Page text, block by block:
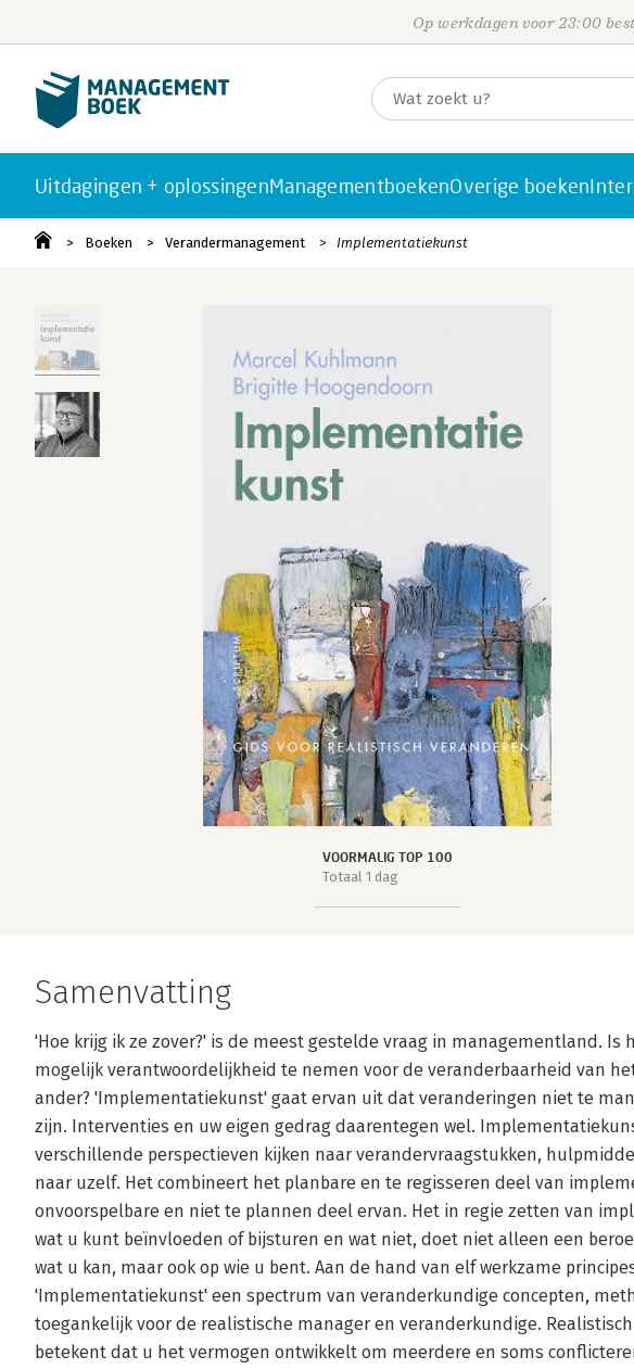
Op werkdagen voor 23:00
Uitdagingen + oplossingenManagementboekenOverige boeken
Boeken Verandermanagement Implementatiekunst
VOORMALIG TOP 100
Totaal 1 dag
Samenvatting
'Hoe krijg ik ze zover?' is de meest gestelde vraag in managementland. Is
mogelijk verantwoordelijkheid te nemen voor de veranderbaarheid van
ander? 'Implementatiekunst' gaat ervan uit dat veranderingen niet te
zijn. Interventies en uw eigen gedrag daarentegen wel.
verschillende perspectieven kijken naar verandervraagstukken,
naar uzelf. Het combineert het planbare en te regisseren deel van
onvoorspelbare en niet te plannen deel ervan. Het in regie zetten van
wat u kunt beïnvloeden of bijsturen en wat niet, doet niet alleen een
wat u kan, maar ook op wie u bent. Aan de hand van elf werkzame
'Implementatiekunst' een spectrum van veranderkundige concepten,
toegankelijk voor de realistische manager en veranderkundige.
betekent dat u het vermogen ontwikkelt om meerdere en soms